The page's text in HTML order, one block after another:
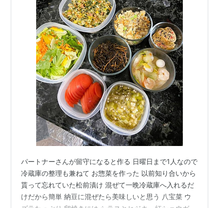
パートナーさんが留守になると作る 日曜日まで1人なので
冷蔵庫の整理も兼ねて お惣菜を作った 以前知り合いから
貰って忘れていた松前漬け 混ぜて一晩冷蔵庫へ入れるだ
けだから簡単 納豆に混ぜたら美味しいと思う 八宝菜 ウ